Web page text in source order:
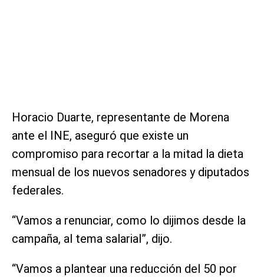
Horacio Duarte, representante de Morena
ante el INE, aseguró que existe un
compromiso para recortar a la mitad la dieta
mensual de los nuevos senadores y diputados
federales.
“Vamos a renunciar, como lo dijimos desde la
campaña, al tema salarial”, dijo.
“Vamos a plantear una reducción del 50 por